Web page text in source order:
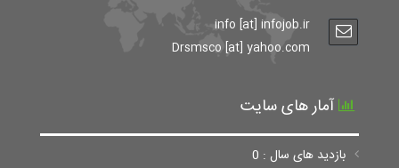
info [at] infojob.ir
Drsmsco [at] yahoo.com
آمار های سایت
بازدید های سال : 0